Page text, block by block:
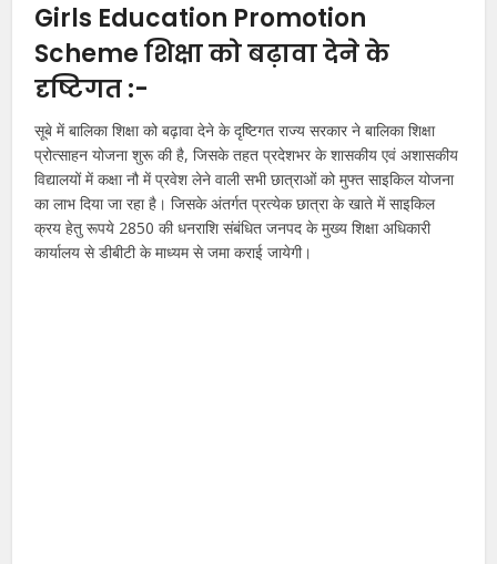
Girls Education Promotion
Scheme शिक्षा को बढ़ावा देने के
दृष्टिगत :-
सूबे में बालिका शिक्षा को बढ़ावा देने के दृष्टिगत राज्य सरकार ने बालिका शिक्षा
प्रोत्साहन योजना शुरू की है, जिसके तहत प्रदेशभर के शासकीय एवं अशासकीय
विद्यालयों में कक्षा नौ में प्रवेश लेने वाली सभी छात्राओं को मुफ्त साइकिल योजना
का लाभ दिया जा रहा है। जिसके अंतर्गत प्रत्येक छात्रा के खाते में साइकिल
क्रय हेतु रूपये 2850 की धनराशि संबंधित जनपद के मुख्य शिक्षा अधिकारी
कार्यालय से डीबीटी के माध्यम से जमा कराई जायेगी।